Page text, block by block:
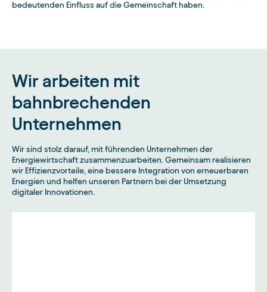
bedeutenden Einfluss auf die Gemeinschaft haben.
Wir arbeiten mit
bahnbrechenden
Unternehmen
Wir sind stolz darauf, mit führenden Unternehmen der
Energiewirtschaft zusammenzuarbeiten. Gemeinsam realisieren
wir Effizienzvorteile, eine bessere Integration von erneuerbaren
Energien und helfen unseren Partnern bei der Umsetzung
digitaler Innovationen.